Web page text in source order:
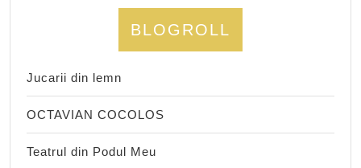
BLOGROLL
Jucarii din lemn
OCTAVIAN COCOLOS
Teatrul din Podul Meu